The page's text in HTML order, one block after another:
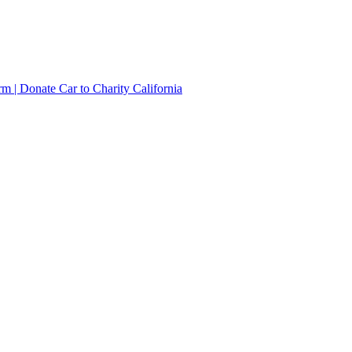
| Donate Car to Charity California